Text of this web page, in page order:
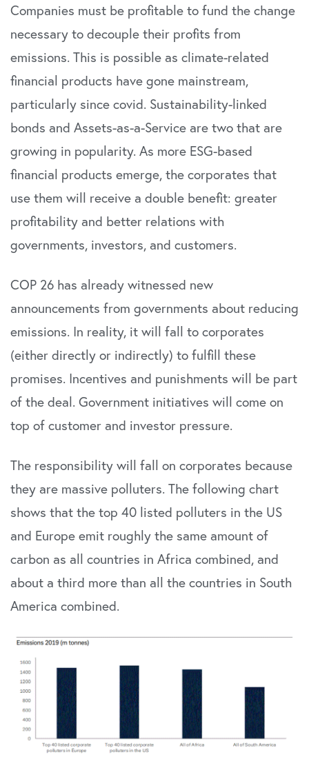
Companies must be profitable to fund the change
necessary to decouple their profits from
emissions. This is possible as climate-related
financial products have gone mainstream,
particularly since covid. Sustainability-linked
bonds and Assets-as-a-Service are two that are
growing in popularity. As more ESG-based
financial products emerge, the corporates that
use them will receive a double benefit: greater
profitability and better relations with
governments, investors, and customers.
COP 26 has already witnessed new
announcements from governments about reducing
emissions. In reality, it will fall to corporates
(either directly or indirectly) to fulfill these
promises. Incentives and punishments will be part
of the deal. Government initiatives will come on
top of customer and investor pressure.
The responsibility will fall on corporates because
they are massive polluters. The following chart
shows that the top 40 listed polluters in the US
and Europe emit roughly the same amount of
carbon as all countries in Africa combined, and
about a third more than all the countries in South
America combined.